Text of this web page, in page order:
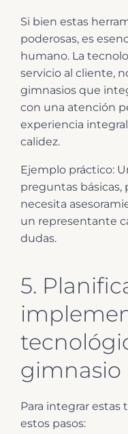
Si bien estas
poderosas, es
humano. La
servicio al cliente,
gimnasios que
con una atención
experiencia
calidez.
Ejemplo práctico:
preguntas
necesita
un representante
dudas.
5.
gimnasio
Para integrar estas
estos pasos: